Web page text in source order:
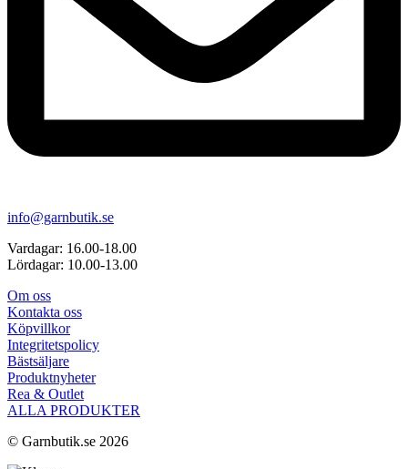
info@garnbutik.se
Vardagar: 16.00-18.00
Lördagar: 10.00-13.00
Om oss
Kontakta oss
Köpvillkor
Integritetspolicy
Bästsäljare
Produktnyheter
Rea & Outlet
ALLA PRODUKTER
© Garnbutik.se 2026